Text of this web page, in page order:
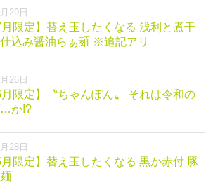
29日
月限定】替え玉したくなる 浅利と煮干
込み醤油らぁ麺 ※追記アリ
26日
月限定】〝ちゃんぽん〟 それは令和の
…か!?
28日
月限定】替え玉したくなる 黒か赤付 豚